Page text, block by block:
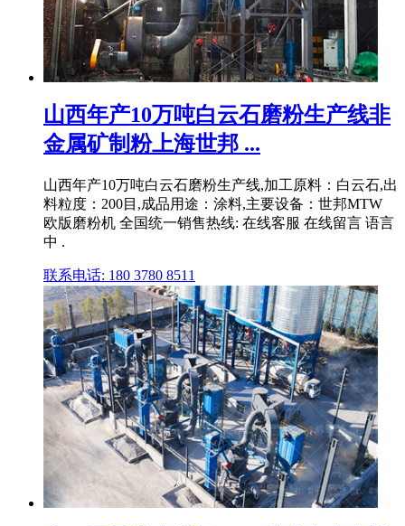
山西年产10万吨白云石磨粉生产线非
金属矿制粉上海世邦 ...
山西年产10万吨白云石磨粉生产线,加工原料：白云石,出
料粒度：200目,成品用途：涂料,主要设备：世邦MTW
欧版磨粉机 全国统一销售热线: 在线客服 在线留言 语言
中 .
联系电话: 180 3780 8511